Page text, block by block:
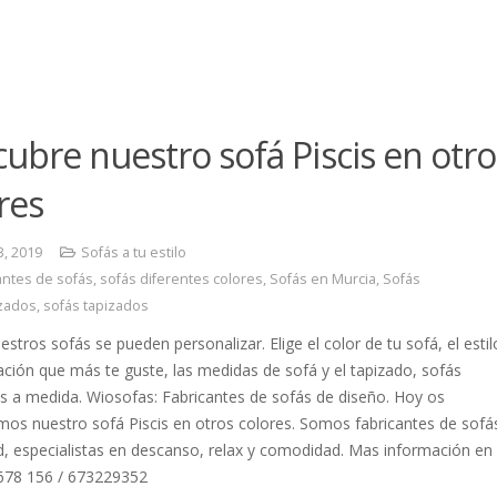
nuestro sofá Piscis en
2019
Sofás a tu estilo
de sofás, sofás diferentes colores, Sofás en Murcia, Sofás
, sofás tapizados
sofás se pueden personalizar. Elige el color de tu sofá, el
que más te guste, las medidas de sofá y el tapizado, sofás
a medida. Wiosofas: Fabricantes de sofás de diseño. Hoy os
nuestro sofá Piscis en otros colores. Somos fabricantes de
especialistas en descanso, relax y comodidad. Mas información en
156 / 673229352